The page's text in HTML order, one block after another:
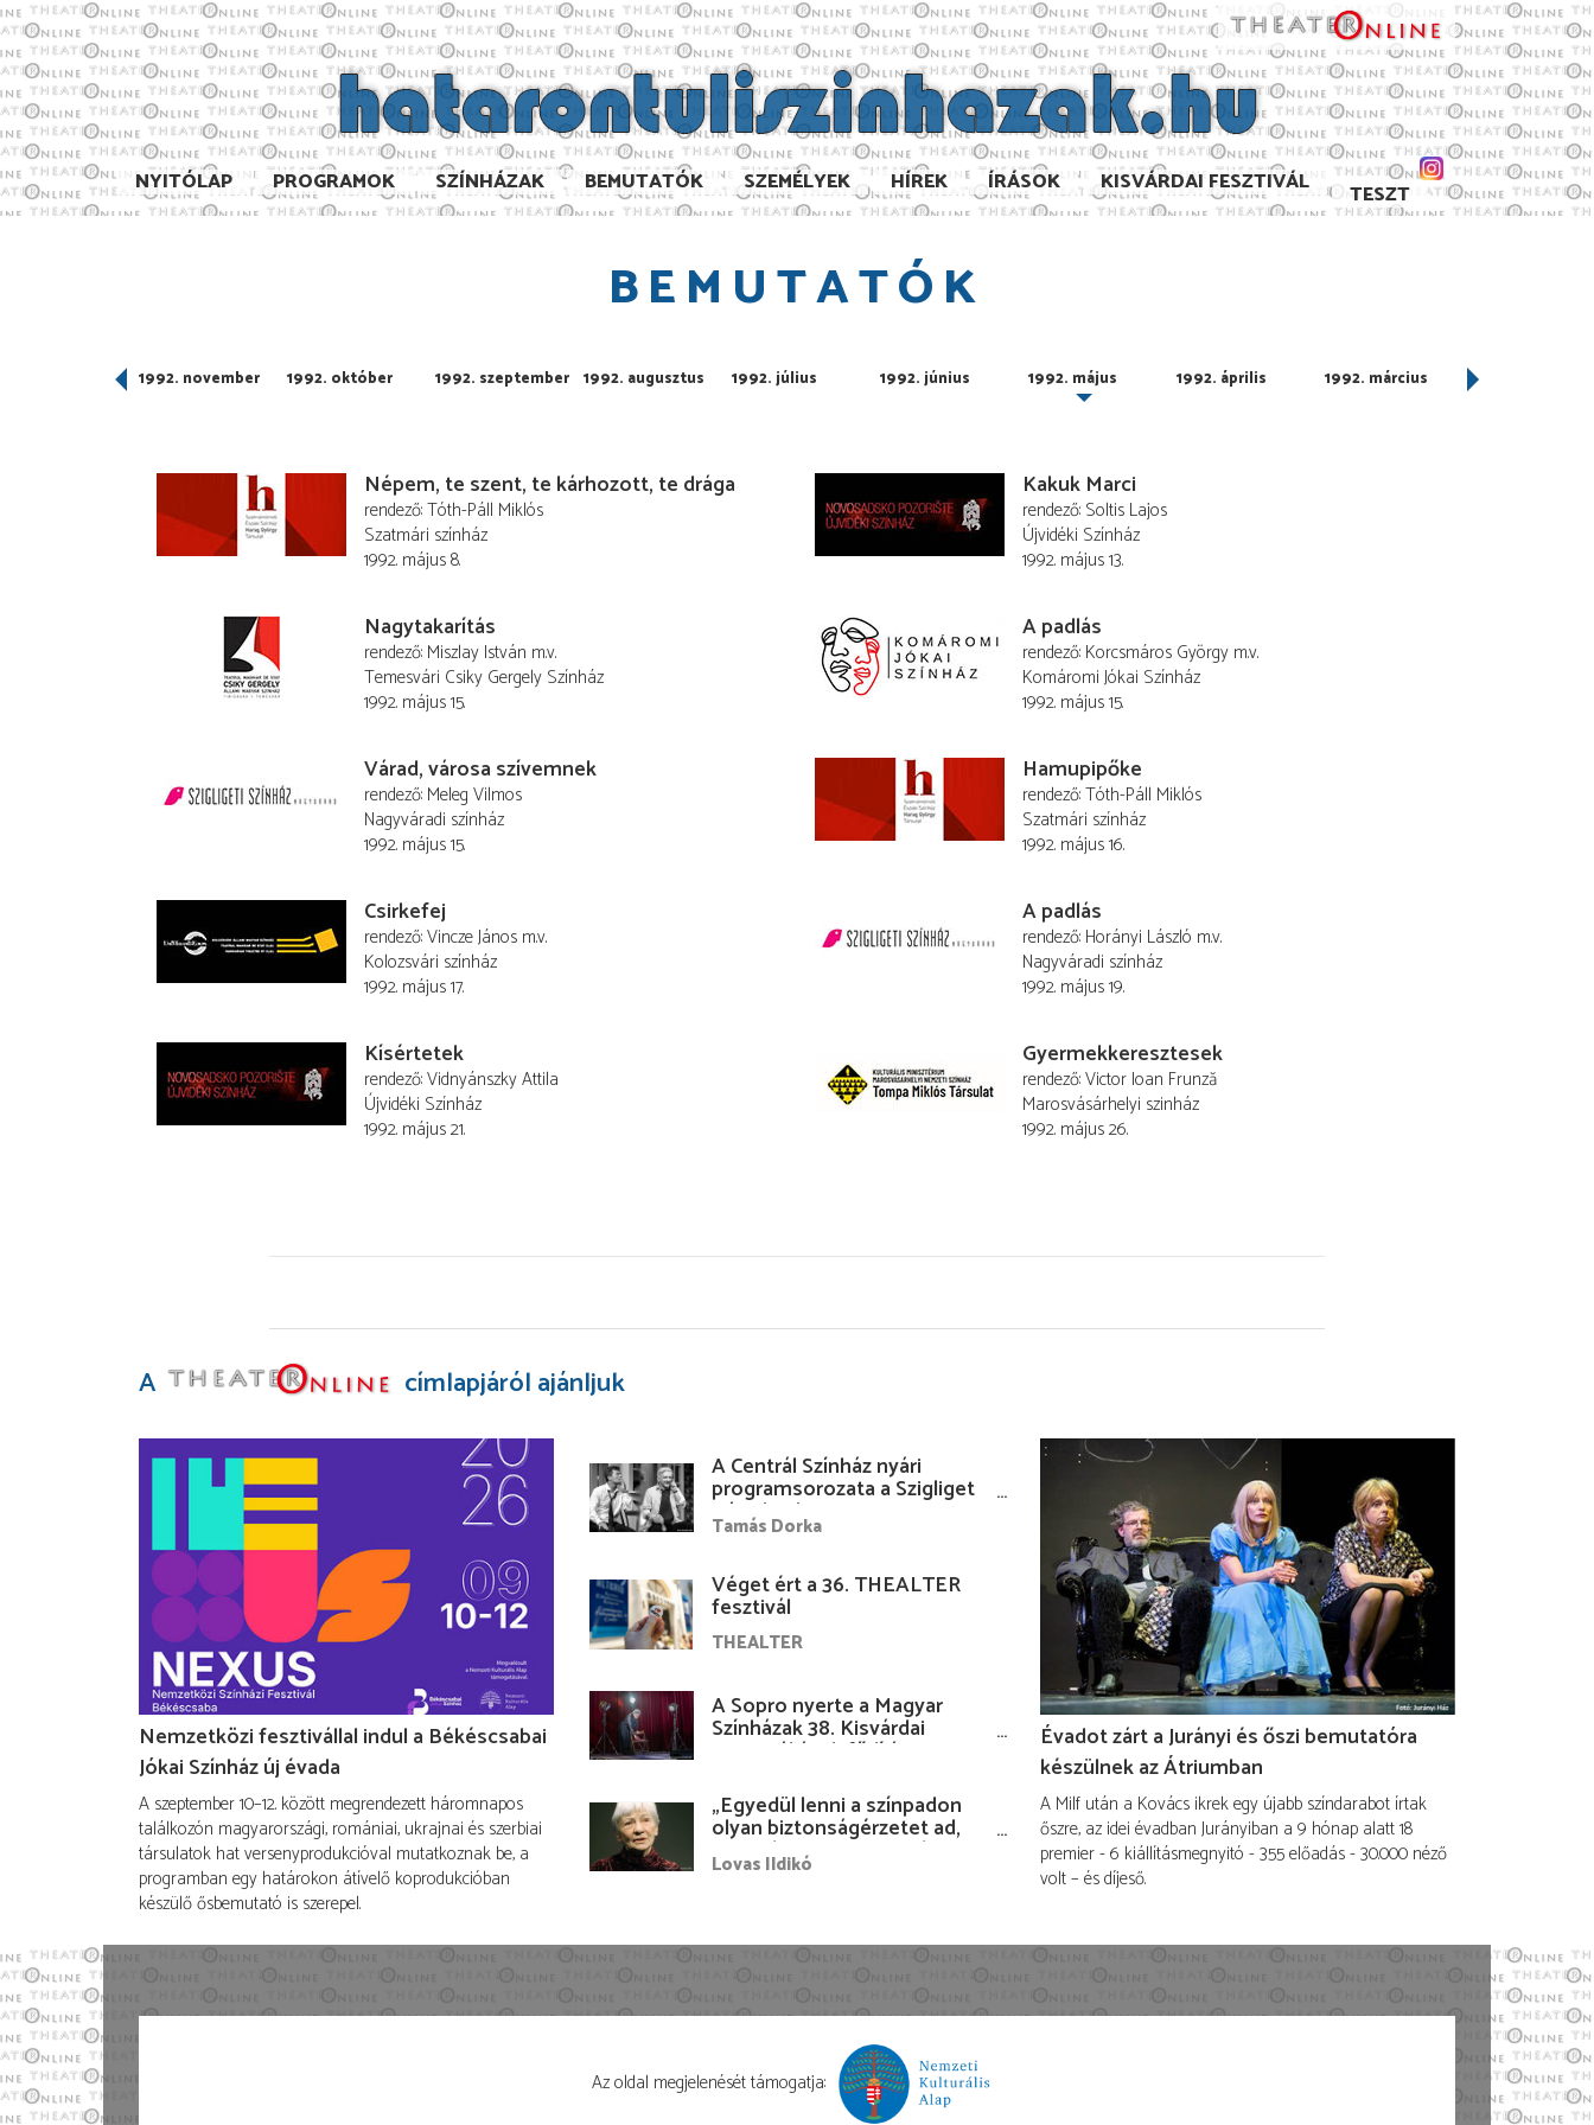
NYITÓLAP PROGRAMOK SZÍNHÁZAK BEMUTATÓK SZEMÉLYEK HÍREK ÍRÁSOK KISVÁRDAI FESZTIVÁL TESZT
BEMUTATÓK
1992. november 1992. október 1992. szeptember 1992. augusztus 1992. július 1992. június 1992. május 1992. április 1992. március 1992. február
Népem, te szent, te kárhozott, te drága
rendező Tóth-Páll Miklós
Szatmári színház
1992. május 8.
Kakuk Marci
rendező Soltis Lajos
Újvidéki Színház
1992. május 13.
Nagytakarítás
rendező Miszlay István m.v.
Temesvári Csiky Gergely Színház
1992. május 15.
A padlás
rendező Korcsmáros György m.v.
Komáromi Jókai Színház
1992. május 15.
Várad, városa szívemnek
rendező Meleg Vilmos
Nagyváradi színház
1992. május 15.
Hamupipőke
rendező Tóth-Páll Miklós
Szatmári színház
1992. május 16.
Csirkefej
rendező Vincze János m.v.
Kolozsvári színház
1992. május 17.
A padlás
rendező Horányi László m.v.
Nagyváradi színház
1992. május 19.
Kísértetek
rendező Vidnyánszky Attila
Újvidéki Színház
1992. május 21.
Gyermekkeresztesek
rendező Victor Ioan Frunză
Marosvásárhelyi szinház
1992. május 26.
A címlapjáról ajánljuk
Nemzetközi fesztivállal indul a Békéscsabai
Jókai Színház új évada
A szeptember 10–12. között megrendezett háromnapos
találkozón magyarországi, romániai, ukrajnai és szerbiai
társulatok hat versenyprodukcióval mutatkoznak be, a
programban egy határokon átívelő koprodukcióban
készülő ősbemutató is szerepel.
A Centrál Színház nyári
programsorozata a Szigliget
Várudvarban
Tamás Dorka
Véget ért a 36. THEALTER
fesztivál
THEALTER
A Sopro nyerte a Magyar
Színházak 38. Kisvárdai
Fesztiváljának fődíját
„Egyedül lenni a színpadon
olyan biztonságérzetet ad,
hogy lám, mindenki más
nélkül is megvagyok
Lovas Ildikó
Évadot zárt a Jurányi és őszi bemutatóra
készülnek az Átriumban
A Milf után a Kovács ikrek egy újabb színdarabot írtak
őszre, az idei évadban Jurányiban a 9 hónap alatt 18
premier - 6 kiállításmegnyitó - 355 előadás - 30.000 néző
volt – és díjeső.
Az oldal megjelenését támogatja: